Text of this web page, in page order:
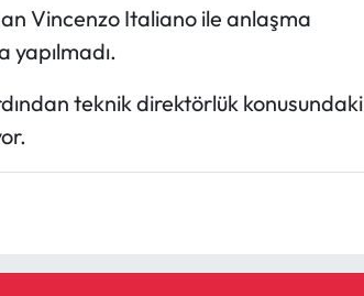
Vincenzo Italiano ile anlaşma
yapılmadı.
teknik direktörlük konusundaki